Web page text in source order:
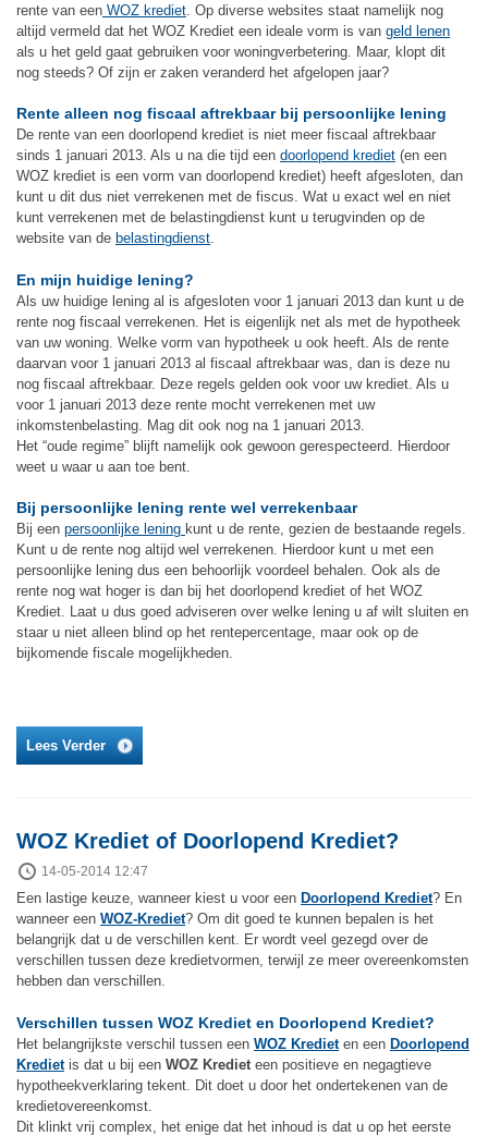
rente van een WOZ krediet . Op diverse websites staat namelijk nog
altijd vermeld dat het WOZ Krediet een ideale vorm is van geld lenen
als u het geld gaat gebruiken voor woningverbetering. Maar, klopt dit
nog steeds? Of zijn er zaken veranderd het afgelopen jaar?
Rente alleen nog fiscaal aftrekbaar bij persoonlijke lening
De rente van een doorlopend krediet is niet meer fiscaal aftrekbaar
sinds 1 januari 2013. Als u na die tijd een doorlopend krediet (en een
WOZ krediet is een vorm van doorlopend krediet) heeft afgesloten, dan
kunt u dit dus niet verrekenen met de fiscus. Wat u exact wel en niet
kunt verrekenen met de belastingdienst kunt u terugvinden op de
website van de belastingdienst.
En mijn huidige lening?
Als uw huidige lening al is afgesloten voor 1 januari 2013 dan kunt u de
rente nog fiscaal verrekenen. Het is eigenlijk net als met de hypotheek
van uw woning. Welke vorm van hypotheek u ook heeft. Als de rente
daarvan voor 1 januari 2013 al fiscaal aftrekbaar was, dan is deze nu
nog fiscaal aftrekbaar. Deze regels gelden ook voor uw krediet. Als u
voor 1 januari 2013 deze rente mocht verrekenen met uw
inkomstenbelasting. Mag dit ook nog na 1 januari 2013.
Het “oude regime” blijft namelijk ook gewoon gerespecteerd. Hierdoor
weet u waar u aan toe bent.
Bij persoonlijke lening rente wel verrekenbaar
Bij een persoonlijke lening kunt u de rente, gezien de bestaande regels.
Kunt u de rente nog altijd wel verrekenen. Hierdoor kunt u met een
persoonlijke lening dus een behoorlijk voordeel behalen. Ook als de
rente nog wat hoger is dan bij het doorlopend krediet of het WOZ
Krediet. Laat u dus goed adviseren over welke lening u af wilt sluiten en
staar u niet alleen blind op het rentepercentage, maar ook op de
bijkomende fiscale mogelijkheden.
Lees Verder
WOZ Krediet of Doorlopend Krediet?
14-05-2014 12:47
Een lastige keuze, wanneer kiest u voor een Doorlopend Krediet? En
wanneer een WOZ-Krediet? Om dit goed te kunnen bepalen is het
belangrijk dat u de verschillen kent. Er wordt veel gezegd over de
verschillen tussen deze kredietvormen, terwijl ze meer overeenkomsten
hebben dan verschillen.
Verschillen tussen WOZ Krediet en Doorlopend Krediet?
Het belangrijkste verschil tussen een WOZ Kredieten een Doorlopend
Kredietis dat u bij een WOZ Krediet een positieve en negagtieve
hypotheekverklaring tekent. Dit doet u door het ondertekenen van de
kredietovereenkomst.
Dit klinkt vrij complex, het enige dat het inhoud is dat u op het eerste